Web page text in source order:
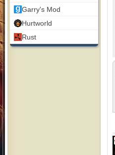
Garry's Mod
Hurtworld
Rust